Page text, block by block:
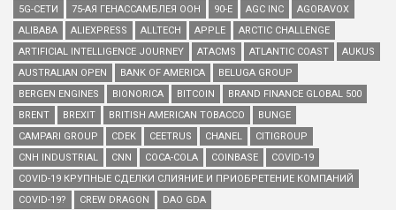
5G-СЕТИ
75-АЯ ГЕНАССАМБЛЕЯ ООН 90-Е AGC INC
AGORAVOX
ALIBABA
ALIEXPRESS ALLTECH APPLE
ARCTIC CHALLENGE
ARTIFICIAL INTELLIGENCE JOURNEY
ATACMS ATLANTIC COAST
AUKUS
AUSTRALIAN OPEN
BANK OF AMERICA
BELUGA GROUP
BERGEN ENGINES
BIONORICA BITCOIN
BRAND FINANCE GLOBAL 500
BRENT
BREXIT BRITISH AMERICAN TOBACCO
BUNGE
CAMPARI GROUP
CDEK CEETRUS CHANEL
CITIGROUP
CNH INDUSTRIAL
CNN COCA-COLA COINBASE
COVID-19
COVID-19 КРУПНЫЕ СДЕЛКИ СЛИЯНИЕ И ПРИОБРЕТЕНИЕ КОМПАНИЙ
COVID-19?
CREW DRAGON DAO GDA